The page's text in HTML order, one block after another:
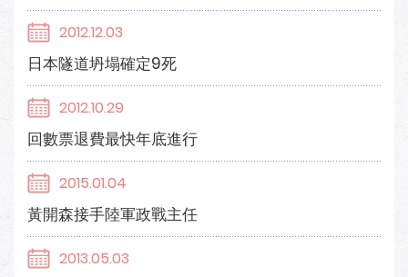
2012.12.03
日本隧道坍塌確定9死
2012.10.29
回數票退費最快年底進行
2015.01.04
黃開森接手陸軍政戰主任
2013.05.03